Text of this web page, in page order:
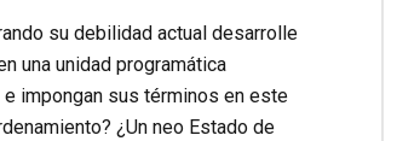
su debilidad actual desarrolle
una unidad programática
impongan sus términos en este
¿Un neo Estado de